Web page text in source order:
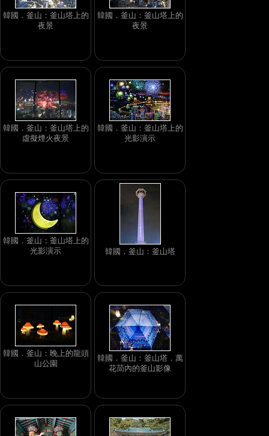
韓國．釜山：釜山塔上的
夜景
韓國．釜山：釜山塔上的
夜景
韓國．釜山：釜山塔上的
虛擬煙火夜景
韓國．釜山：釜山塔上的
光影演示
韓國．釜山：釜山塔上的
光影演示
韓國．釜山：釜山塔
韓國．釜山：晚上的龍頭
山公園
韓國．釜山：釜山塔．萬
花茼內的釜山影像